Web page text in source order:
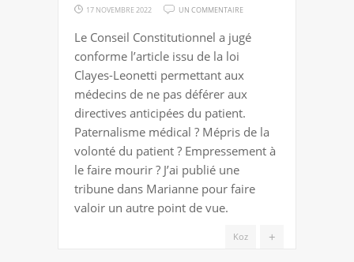
17 NOVEMBRE 2022 UN COMMENTAIRESUR
|
ANTICIPÉES
:
VIVRE
L’ALLIANCE
THÉRAPEUTIQUE
Le Conseil Constitutionnel a jugé
conforme l’article issu de la loi
Clayes-Leonetti permettant aux
médecins de ne pas déférer aux
directives anticipées du patient.
Paternalisme médical ? Mépris de la
volonté du patient ? Empressement à
le faire mourir ? J’ai publié une
tribune dans Marianne pour faire
valoir un autre point de vue.
+
Koz